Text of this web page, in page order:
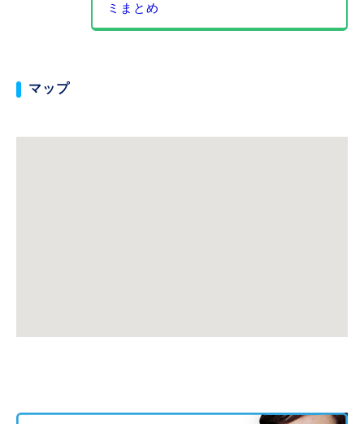
ミまとめ
マップ